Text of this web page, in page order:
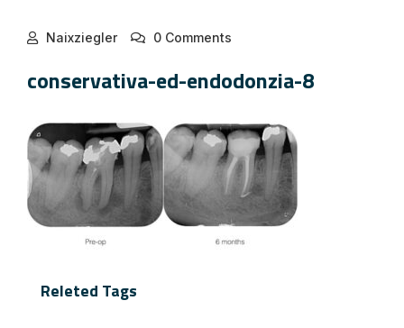
Naixziegler 0 Comments
conservativa-ed-endodonzia-8
Releted Tags